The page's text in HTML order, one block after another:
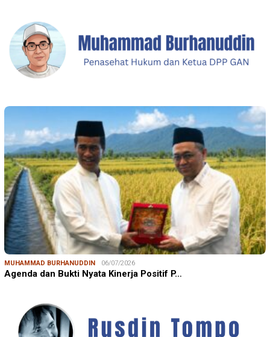
MUHAMMAD BURHANUDDIN 06/07/2026
Agenda dan Bukti Nyata Kinerja Positif P…